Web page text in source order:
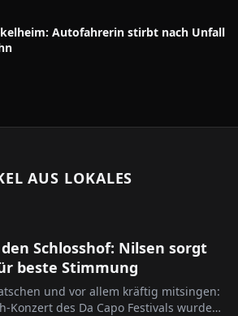
Autofahrerin stirbt nach Unfall
AUS LOKALES
Schlosshof: Nilsen sorgt
beste Stimmung
und vor allem kräftig mitsingen:
Konzert des Da Capo Festivals wurde